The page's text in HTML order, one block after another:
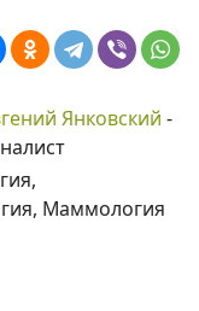
Янковский -
Маммология